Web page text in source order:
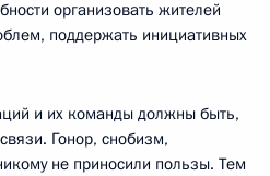
организовать жителей
поддержать инициативных
и их команды должны быть,
Гонор, снобизм,
не приносили пользы. Тем